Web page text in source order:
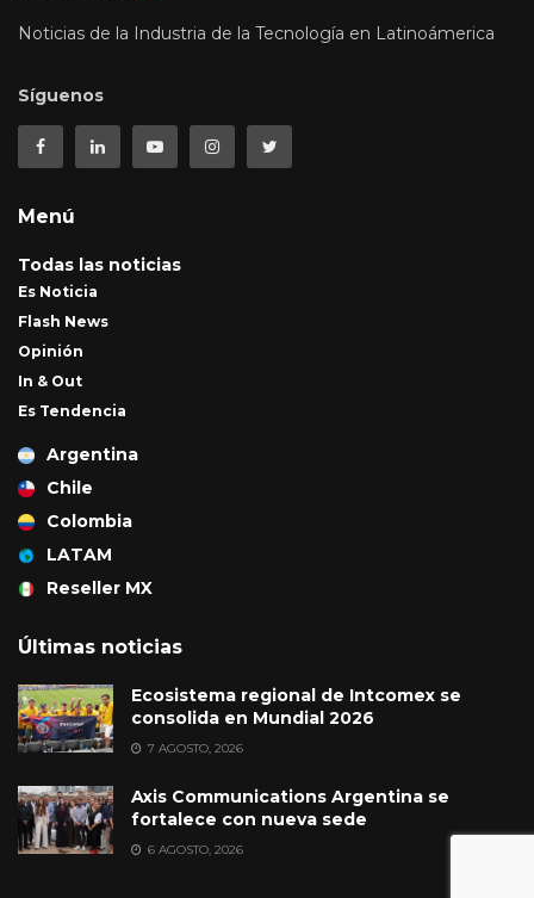
Noticias de la Industria de la Tecnología en Latinoámerica
Síguenos
Menú
Todas las noticias
Es Noticia
Flash News
Opinión
In & Out
Es Tendencia
Argentina
Chile
Colombia
LATAM
Reseller MX
Últimas noticias
Ecosistema regional de Intcomex se
consolida en Mundial 2026
7 AGOSTO, 2026
Axis Communications Argentina se
fortalece con nueva sede
6 AGOSTO, 2026